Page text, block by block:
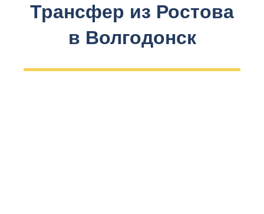
Трансфер из Ростова
в Волгодонск